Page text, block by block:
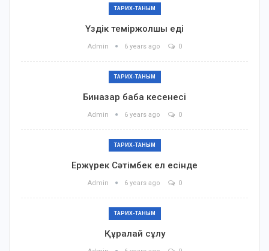
ТАРИХ-ТАНЫМ
Үздік теміржолшы еді
Admin 6 years ago 0
ТАРИХ-ТАНЫМ
Биназар баба кесенесі
Admin 6 years ago 0
ТАРИХ-ТАНЫМ
Ержүрек Сәтімбек ел есінде
Admin 6 years ago 0
ТАРИХ-ТАНЫМ
Құралай сұлу